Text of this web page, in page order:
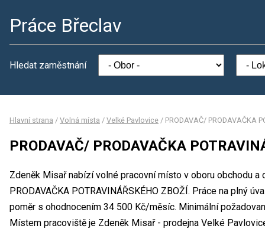
Práce Břeclav
Hledat zaměstnání
Hlavní strana / Volná místa / Velké Pavlovice / PRODAVAČ/ PRODAVAČKA
PRODAVAČ/ PRODAVAČKA
Zdeněk Misař nabízí volné pracovní místo v oboru obchodu a
PRODAVAČKA POTRAVINÁŘSKÉHO ZBOŽÍ. Práce na plný
poměr s ohodnocením 34 500 Kč/měsíc. Minimální
Místem pracoviště je Zdeněk Misař - prodejna Velké